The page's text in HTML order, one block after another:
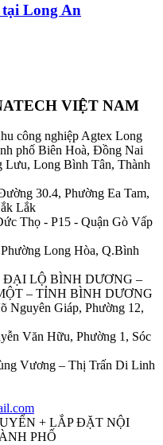
tại Long An
VIỆT NAM
công nghiệp Agtex Long
phố Biên Hoà, Đồng Nai
Lưu, Long Bình Tân, Thành
30.4, Phường Ea Tam,
Lắk
Thọ - P15 - Quận Gò Vấp
Long Hòa, Q.Bình
ĐẠI LỘ BÌNH DƯƠNG –
– TỈNH BÌNH DƯƠNG
Nguyên Giáp, Phường 12,
Văn Hữu, Phường 1, Sóc
Vương – Thị Trấn Di Linh
+ LẮP ĐẶT NỘI
PHỐ